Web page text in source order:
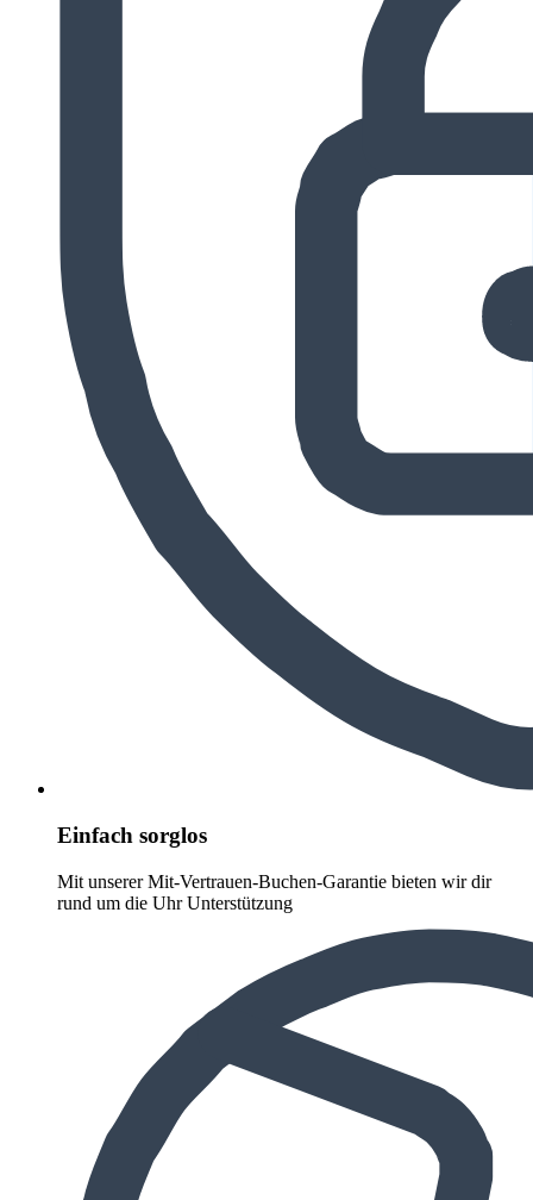
Einfach sorglos
Mit unserer Mit-Vertrauen-Buchen-Garantie bieten wir dir
rund um die Uhr Unterstützung